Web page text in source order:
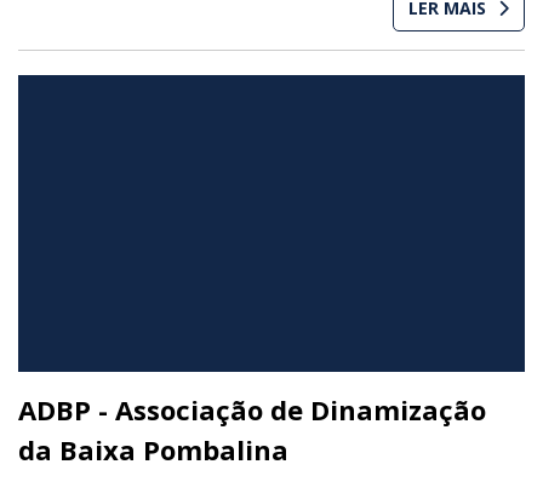
LER MAIS
ADBP - Associação de Dinamização
da Baixa Pombalina